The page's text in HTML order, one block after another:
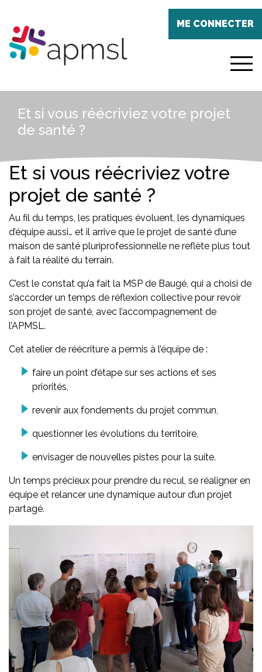
contenu
principal
ME CONNECTER
menu
Et si vous réécriviez votre projet
de santé ?
Et si vous réécriviez votre
projet de santé ?
Au fil du temps, les pratiques évoluent, les dynamiques
d’équipe aussi… et il arrive que le projet de santé d’une
maison de santé pluriprofessionnelle ne reflète plus tout
à fait la réalité du terrain.
C’est le constat qu’a fait la MSP de Baugé, qui a choisi de
s’accorder un temps de réflexion collective pour revoir
son projet de santé, avec l’accompagnement de
l’APMSL.
Cet atelier de réécriture a permis à l’équipe de :
faire un point d’étape sur ses actions et ses
priorités,
revenir aux fondements du projet commun,
questionner les évolutions du territoire,
envisager de nouvelles pistes pour la suite.
Un temps précieux pour prendre du recul, se réaligner en
équipe et relancer une dynamique autour d’un projet
partagé.